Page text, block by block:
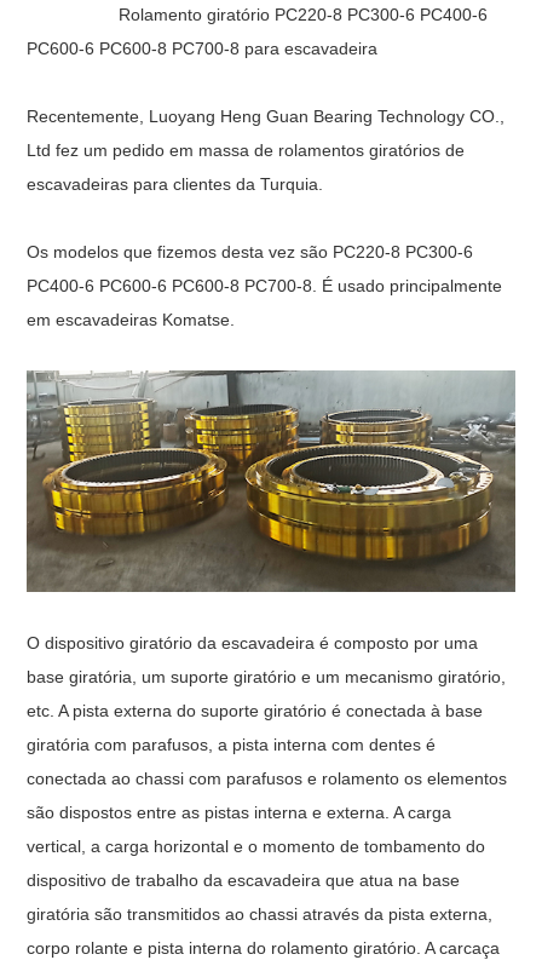
Rolamento giratório PC220-8 PC300-6 PC400-6
PC600-6 PC600-8 PC700-8 para escavadeira
Recentemente, Luoyang Heng Guan Bearing Technology CO.,
Ltd fez um pedido em massa de rolamentos giratórios de
escavadeiras para clientes da Turquia.
Os modelos que fizemos desta vez são PC220-8 PC300-6
PC400-6 PC600-6 PC600-8 PC700-8. É usado principalmente
em escavadeiras Komatse.
O dispositivo giratório da escavadeira é composto por uma
base giratória, um suporte giratório e um mecanismo giratório,
etc. A pista externa do suporte giratório é conectada à base
giratória com parafusos, a pista interna com dentes é
conectada ao chassi com parafusos e rolamento os elementos
são dispostos entre as pistas interna e externa. A carga
vertical, a carga horizontal e o momento de tombamento do
dispositivo de trabalho da escavadeira que atua na base
giratória são transmitidos ao chassi através da pista externa,
corpo rolante e pista interna do rolamento giratório. A carcaça